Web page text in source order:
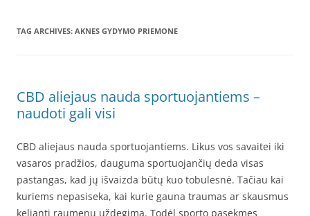
TAG ARCHIVES: AKNES GYDYMO PRIEMONE
CBD aliejaus nauda sportuojantiems –
naudoti gali visi
CBD aliejaus nauda sportuojantiems. Likus vos savaitei iki
vasaros pradžios, dauguma sportuojančių deda visas
pastangas, kad jų išvaizda būtų kuo tobulesnė. Tačiau kai
kuriems nepasiseka, kai kurie gauna traumas ar skausmus
keliantį raumenų uždegimą. Todėl sporto pasekmes